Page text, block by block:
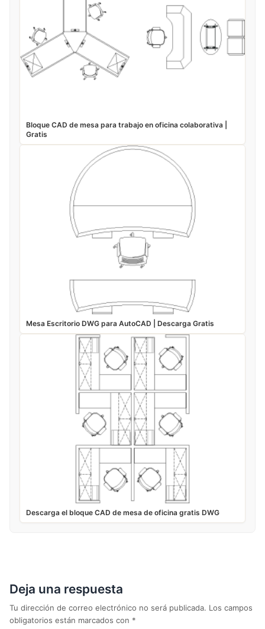
Bloque CAD de mesa para trabajo en oficina colaborativa |
Gratis
Mesa Escritorio DWG para AutoCAD | Descarga Gratis
Descarga el bloque CAD de mesa de oficina gratis DWG
Deja una respuesta
Tu dirección de correo electrónico no será publicada. Los campos
obligatorios están marcados con *